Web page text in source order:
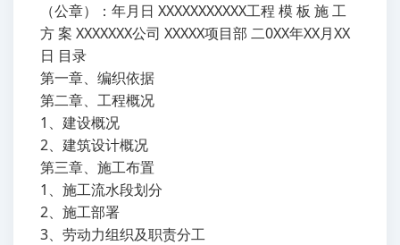
（公章）：年月日 XXXXXXXXXXX工程 模 板 施 工
方 案 XXXXXXX公司 XXXXX项目部 二0XX年XX月XX
日 目录
第一章、编织依据
第二章、工程概况
1、建设概况
2、建筑设计概况
第三章、施工布置
1、施工流水段划分
2、施工部署
3、劳动力组织及职责分工